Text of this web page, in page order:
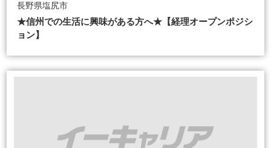
長野県塩尻市
★信州での生活に興味がある方へ★【経理オープンポジシ
ョン】